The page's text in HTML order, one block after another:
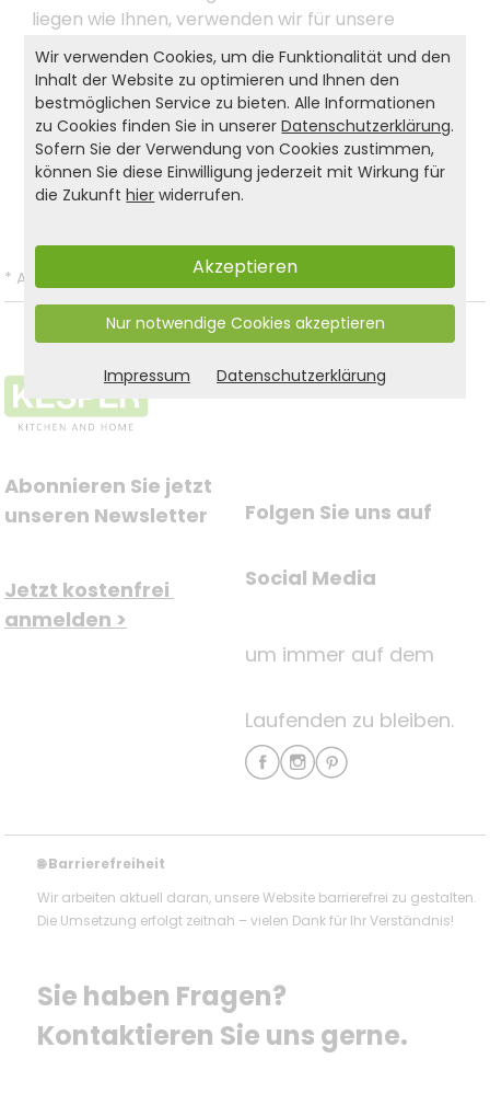
liegen wie Ihnen, verwenden wir für unsere
Kindermöbel ausschließlich FSC®-zertifiziertes
Material!
Produkt- und Sicherheitshinweise:
Zurück zur Liste
* Alle Preise inkl. gesetzl. MwSt. und zzgl.
Abonnieren Sie jetzt
unseren Newsletter
Jetzt kostenfrei
anmelden >
Folgen Sie uns auf
Social Media
um immer auf dem
Laufenden zu bleiben.
🌐Barrierefreiheit
Wir arbeiten aktuell daran, unsere Website barrierefrei zu gestalten.
Die Umsetzung erfolgt zeitnah – vielen Dank für Ihr Verständnis!
Sie haben Fragen?
Kontaktieren Sie uns gerne.
Wir verwenden Cookies, um die Funktionalität und den
Inhalt der Website zu optimieren und Ihnen den
bestmöglichen Service zu bieten. Alle Informationen
zu Cookies finden Sie in unsererDatenschutzerklärung.
Sofern Sie der Verwendung von Cookies zustimmen,
können Sie diese Einwilligung jederzeit mit Wirkung für
die Zukunfthier widerrufen.
Akzeptieren
Nur notwendige Cookies akzeptieren
Impressum Datenschutzerklärung